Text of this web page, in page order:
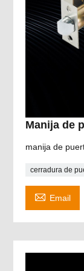
Manija de
manija de
cerradura de
 Email